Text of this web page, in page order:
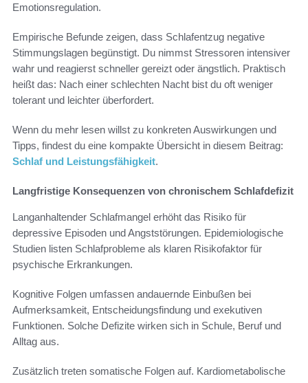
Emotionsregulation.
Empirische Befunde zeigen, dass Schlafentzug negative
Stimmungslagen begünstigt. Du nimmst Stressoren intensiver
wahr und reagierst schneller gereizt oder ängstlich. Praktisch
heißt das: Nach einer schlechten Nacht bist du oft weniger
tolerant und leichter überfordert.
Wenn du mehr lesen willst zu konkreten Auswirkungen und
Tipps, findest du eine kompakte Übersicht in diesem Beitrag:
Schlaf und Leistungsfähigkeit.
Langfristige Konsequenzen von chronischem Schlafdefizit
Langanhaltender Schlafmangel erhöht das Risiko für
depressive Episoden und Angststörungen. Epidemiologische
Studien listen Schlafprobleme als klaren Risikofaktor für
psychische Erkrankungen.
Kognitive Folgen umfassen andauernde Einbußen bei
Aufmerksamkeit, Entscheidungsfindung und exekutiven
Funktionen. Solche Defizite wirken sich in Schule, Beruf und
Alltag aus.
Zusätzlich treten somatische Folgen auf. Kardiometabolische